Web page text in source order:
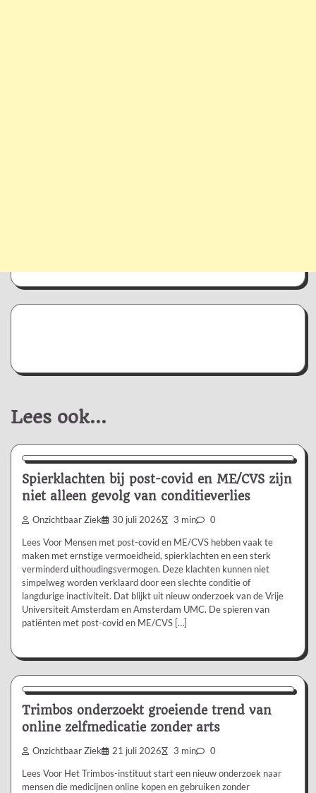
Lees ook...
Nieuws/Informatie
Spierklachten bij post-covid en ME/CVS zijn
niet alleen gevolg van conditieverlies
Onzichtbaar Ziek 30 juli 2026 3 min 0
Lees Voor Mensen met post-covid en ME/CVS hebben vaak te
maken met ernstige vermoeidheid, spierklachten en een sterk
verminderd uithoudingsvermogen. Deze klachten kunnen niet
simpelweg worden verklaard door een slechte conditie of
langdurige inactiviteit. Dat blijkt uit nieuw onderzoek van de Vrije
Universiteit Amsterdam en Amsterdam UMC. De spieren van
patiënten met post-covid en ME/CVS […]
Nieuws/Informatie
Trimbos onderzoekt groeiende trend van
online zelfmedicatie zonder arts
Onzichtbaar Ziek 21 juli 2026 3 min 0
Lees Voor Het Trimbos-instituut start een nieuw onderzoek naar
mensen die medicijnen online kopen en gebruiken zonder